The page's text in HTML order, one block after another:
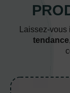
Laissez-
tendance